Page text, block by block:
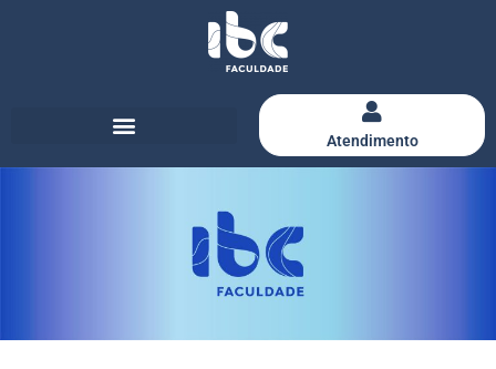
Atendimento